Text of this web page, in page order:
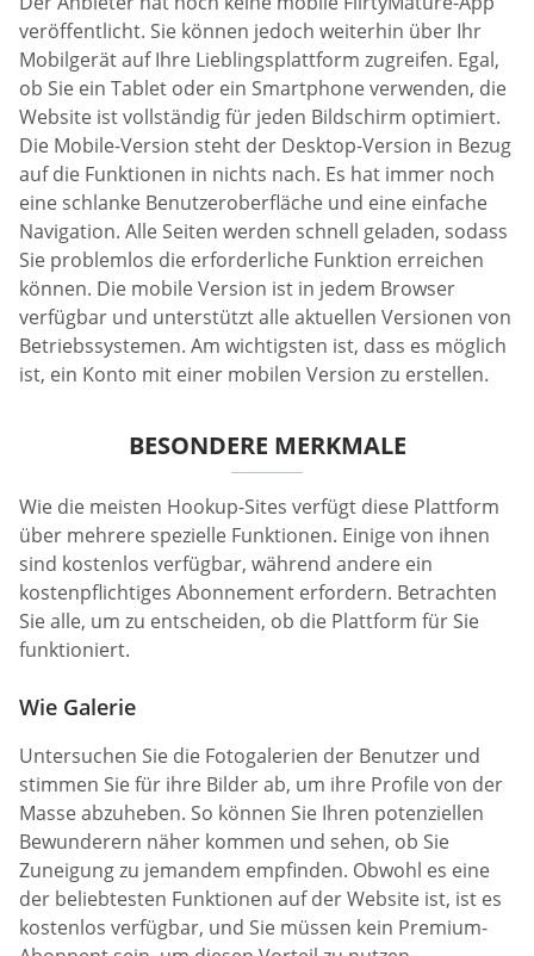
veröffentlicht. Sie können jedoch weiterhin über Ihr
Mobilgerät auf Ihre Lieblingsplattform zugreifen. Egal,
ob Sie ein Tablet oder ein Smartphone verwenden, die
Website ist vollständig für jeden Bildschirm optimiert.
Die Mobile-Version steht der Desktop-Version in Bezug
auf die Funktionen in nichts nach. Es hat immer noch
eine schlanke Benutzeroberfläche und eine einfache
Navigation. Alle Seiten werden schnell geladen, sodass
Sie problemlos die erforderliche Funktion erreichen
können. Die mobile Version ist in jedem Browser
verfügbar und unterstützt alle aktuellen Versionen von
Betriebssystemen. Am wichtigsten ist, dass es möglich
ist, ein Konto mit einer mobilen Version zu erstellen.
BESONDERE MERKMALE
Wie die meisten Hookup-Sites verfügt diese Plattform
über mehrere spezielle Funktionen. Einige von ihnen
sind kostenlos verfügbar, während andere ein
kostenpflichtiges Abonnement erfordern. Betrachten
Sie alle, um zu entscheiden, ob die Plattform für Sie
funktioniert.
Wie Galerie
Untersuchen Sie die Fotogalerien der Benutzer und
stimmen Sie für ihre Bilder ab, um ihre Profile von der
Masse abzuheben. So können Sie Ihren potenziellen
Bewunderern näher kommen und sehen, ob Sie
Zuneigung zu jemandem empfinden. Obwohl es eine
der beliebtesten Funktionen auf der Website ist, ist es
kostenlos verfügbar, und Sie müssen kein Premium-